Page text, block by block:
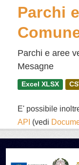
Parchi
Parchi e aree
Mesagne
Excel XLSX
E' possibile
API (vedi